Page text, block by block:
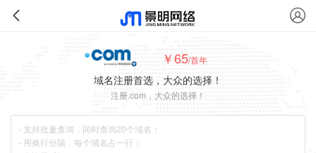
￥65/首年
域名注册首选，大众的选择！
注册.com，大众的选择！